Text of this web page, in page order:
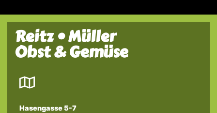
Reitz • Müller
Obst & Gemüse
Hasengasse 5-7